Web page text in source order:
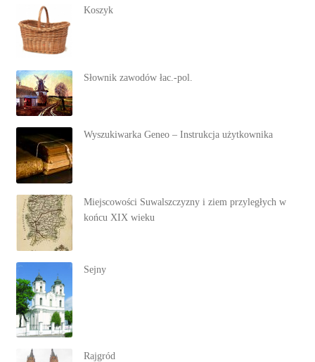
Koszyk
Słownik zawodów łac.-pol.
Wyszukiwarka Geneo – Instrukcja użytkownika
Miejscowości Suwalszczyzny i ziem przyległych w
końcu XIX wieku
Sejny
Rajgród